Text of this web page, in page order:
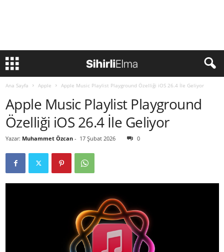
Ana Sayfa Apple Apple Music Playlist Playground Özelliği iOS 26.4 İle Geliyor
Apple Music Playlist Playground
Özelliği iOS 26.4 İle Geliyor
Yazar: Muhammet Özcan - 17 Şubat 2026 0